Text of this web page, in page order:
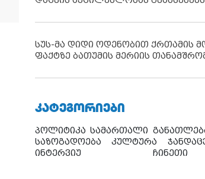
სუს-მა დიდი ოდენობით ქრთამის
ფაქტზე ბათუმის მერიის
ᲙᲐᲢᲔᲒᲝᲠᲘᲔᲑᲘ
პოლიტიკა სამართალი
საზოგადოება
კულტურა
ინტერვიუ
ჩინეთი